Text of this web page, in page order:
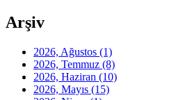
Arşiv
2026, Ağustos (1)
2026, Temmuz (8)
2026, Haziran (10)
2026, Mayıs (15)